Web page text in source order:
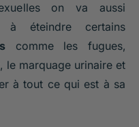
on va aussi
éteindre certains
comme les fugues,
le marquage urinaire et
à tout ce qui est à sa